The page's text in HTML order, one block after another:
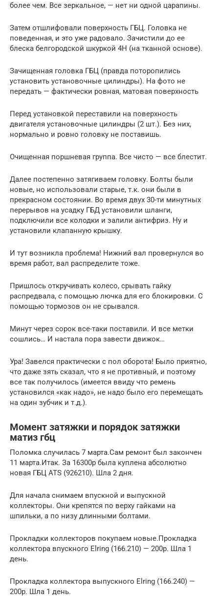
более чем. Все зеркальное, — нет ни одной царапины.
Затем отшлифовали поверхность ГБЦ. Головка не
поведенная, и это уже радовало. Зачистили до ее
блеска белгородской шкуркой 4Н (на тканной основе).
Зачищенная головка ГБЦ (правда поторопились
установить установочные цилиндры). На фото не
передать — фактически ровная, матовая поверхность
Перед установкой переставили на поверхность
двигателя установочные цилиндры (2 шт.). Без них,
нормально и ровно головку не поставишь.
Очищенная поршневая группа. Все чисто — все блестит.
Далее постепенно затягиваем головку. Болты были
новые, но использовали старые, т.к. они были в
прекрасном состоянии. Во время двух 30-ти минутных
перерывов на усадку ГБД установили шланги,
подключили все колодки и залили антифриз. Ну и
установили клапанную крышку.
И тут возникла проблема! Нижний вал провернулся во
время работ, вал распределите тоже.
Пришлось откручивать колесо, срывать гайку
распредвала, с помощью лючка для его блокировки. С
помощью тормозов он не срывался.
Минут через сорок все-таки поставили. И все метки
сошлись… И настала пора завести движок…
Ура! Завелся практически с пол оборота! Было приятно,
что даже зять сказал, что я не противный, и поэтому
все так получилось (имеется ввиду что ремень
установился «как надо», не надо было его перемещать
на один зубчик и т.д.).
Момент затяжки и порядок затяжки
матиз гбц
Поломка случилась 7 марта.Сам ремонт был закончен
11 марта.Итак. За 16300р была куплена абсолютно
новая ГБЦ ATS (926210). Шла 2 дня.
Для начала снимаем впускной и выпускной
коллекторы. Они крепятся по верху гайками на
шпильки, а по низу длинными болтами.
Прокладки коллекторов покупаем новые.Прокладка
коллектора впускного Elring (166.210) — 200р. Шла 1
день.
Прокладка коллектора выпускного Elring (166.240) —
200р. Шла 1 день.